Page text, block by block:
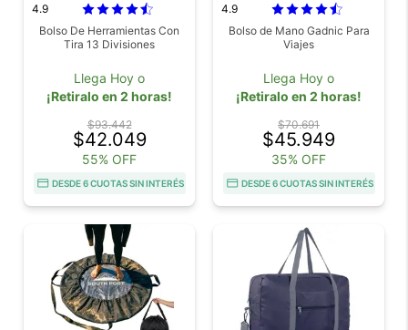
4.9
Bolso De Herramientas Con
Tira 13 Divisiones
Llega Hoy o
¡Retiralo en 2 horas!
$93.442
$42.049
55% OFF
DESDE 6 CUOTAS SIN INTERÉS
4.9
Bolso de Mano Gadnic Para
Viajes
Llega Hoy o
¡Retiralo en 2 horas!
$70.691
$45.949
35% OFF
DESDE 6 CUOTAS SIN INTERÉS